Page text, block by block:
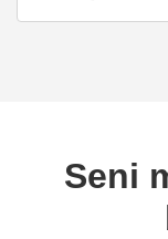
Seni